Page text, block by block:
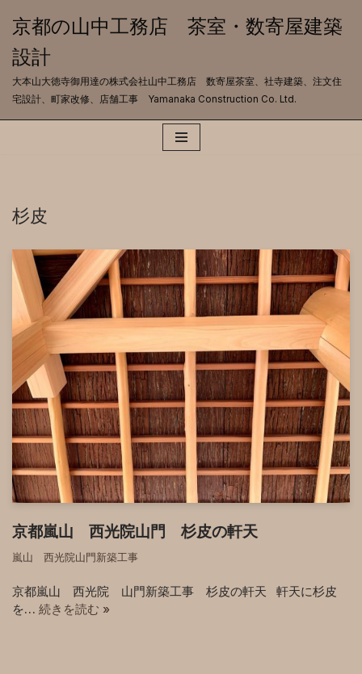
ン
テ
ン
京都の山中工務店 茶室・数寄屋建築
設計
大本山大徳寺御用達の株式会社山中工務店 数寄屋茶室、社寺建築、注文住
宅設計、町家改修、店舗工事 Yamanaka Construction Co. Ltd.
杉皮
京都嵐山 西光院山門 杉皮の軒天
嵐山 西光院山門新築工事
京都嵐山 西光院 山門新築工事 杉皮の軒天 軒天に杉皮
を… 続きを読む »